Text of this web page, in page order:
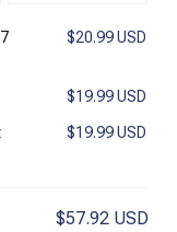
$20.99 USD
$19.99 USD
$19.99 USD
$57.92 USD